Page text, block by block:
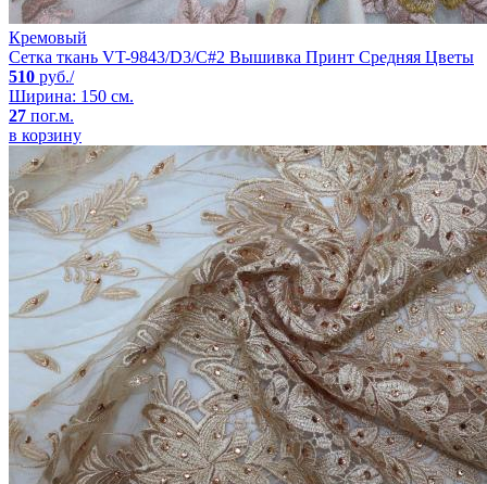
Кремовый
Сетка ткань VT-9843/D3/C#2 Вышивка Принт Средняя Цветы
510 руб./
Ширина: 150 см.
27 пог.м.
в корзину